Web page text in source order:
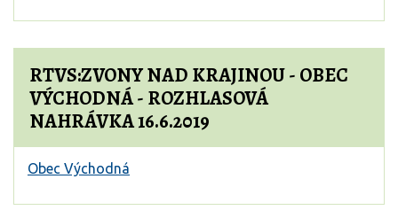
RTVS:ZVONY NAD KRAJINOU - OBEC
VÝCHODNÁ - ROZHLASOVÁ
NAHRÁVKA 16.6.2019
Obec Východná